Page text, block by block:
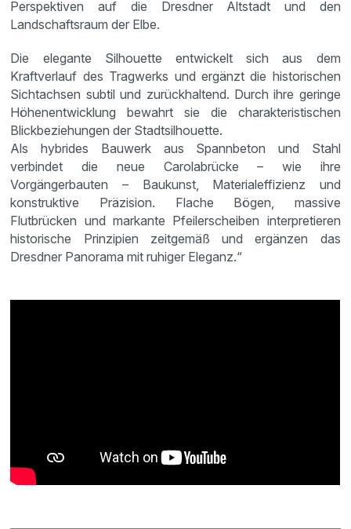
Perspektiven auf die Dresdner Altstadt und den
Landschaftsraum der Elbe.
Die elegante Silhouette entwickelt sich aus dem
Kraftverlauf des Tragwerks und ergänzt die historischen
Sichtachsen subtil und zurückhaltend. Durch ihre geringe
Höhenentwicklung bewahrt sie die charakteristischen
Blickbeziehungen der Stadtsilhouette.
Als hybrides Bauwerk aus Spannbeton und Stahl
verbindet die neue Carolabrücke – wie ihre
Vorgängerbauten – Baukunst, Materialeffizienz und
konstruktive Präzision. Flache Bögen, massive
Flutbrücken und markante Pfeilerscheiben interpretieren
historische Prinzipien zeitgemäß und ergänzen das
Dresdner Panorama mit ruhiger Eleganz.“